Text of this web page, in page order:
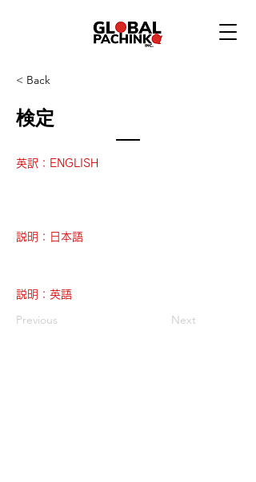
< Back
検定
英訳：ENGLISH
説明：日本語
説明：英語
Previous Next